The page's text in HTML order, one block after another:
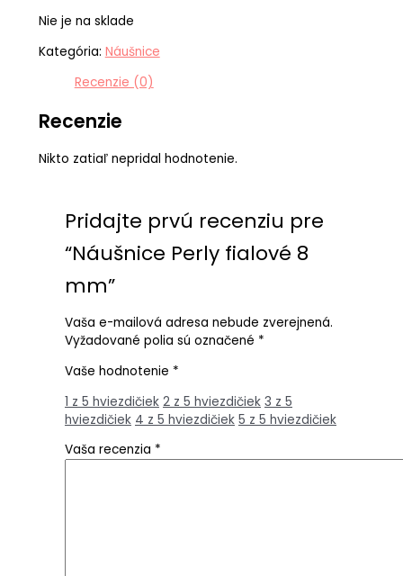
Nie je na sklade
Kategória: Náušnice
Recenzie (0)
Recenzie
Nikto zatiaľ nepridal hodnotenie.
Pridajte prvú recenziu pre
“Náušnice Perly fialové 8
mm”
Vaša e-mailová adresa nebude zverejnená.
Vyžadované polia sú označené *
Vaše hodnotenie *
1 z 5 hviezdičiek 2 z 5 hviezdičiek 3 z 5
hviezdičiek 4 z 5 hviezdičiek 5 z 5 hviezdičiek
Vaša recenzia *